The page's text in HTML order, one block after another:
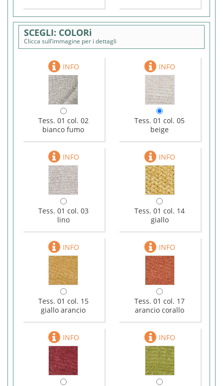
COLORi
Clicca sull’immagine per i dettagli
Tess. 01 col. 02
bianco fumo
Tess. 01 col. 05
beige
Tess. 01 col. 03
lino
Tess. 01 col. 14
giallo
Tess. 01 col. 15
giallo arancio
Tess. 01 col. 17
arancio corallo